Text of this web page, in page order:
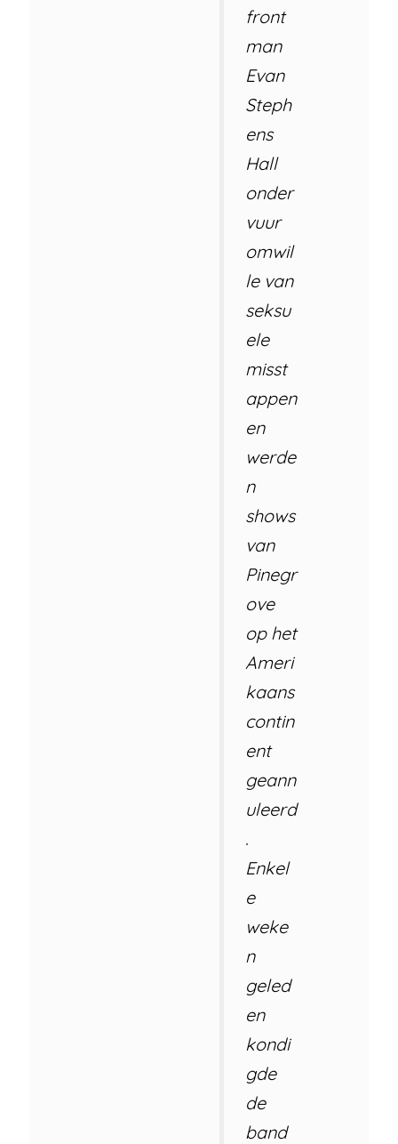
front
man
Evan
Steph
ens
Hall
onder
vuur
omwil
le van
seksu
ele
misst
appen
en
werde
n
shows
van
Pinegr
ove
op het
Ameri
kaans
contin
ent
geann
uleerd
.
Enkel
e
weke
n
geled
en
kondi
gde
de
band